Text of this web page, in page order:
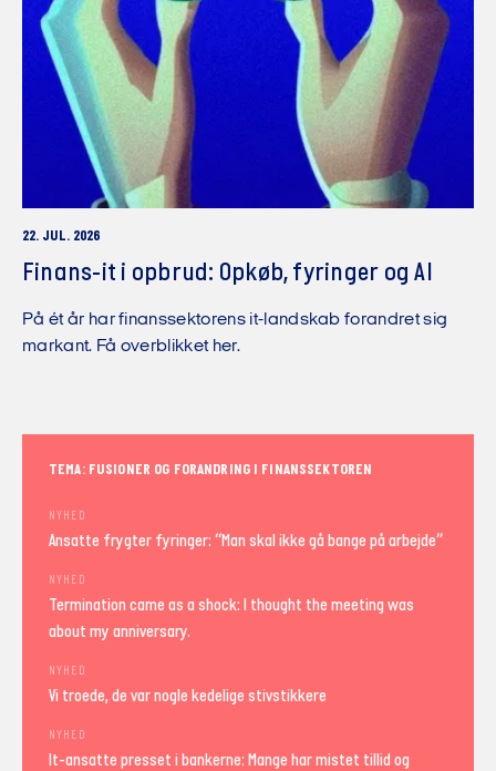
22. JUL. 2026
Finans-it i opbrud: Opkøb, fyringer og AI
På ét år har finanssektorens it-landskab forandret sig
markant. Få overblikket her.
TEMA: FUSIONER OG FORANDRING I FINANSSEKTOREN
NYHED
Ansatte frygter fyringer: “Man skal ikke gå bange på arbejde”
NYHED
Termination came as a shock: I thought the meeting was
about my anniversary.
NYHED
Vi troede, de var nogle kedelige stivstikkere
NYHED
It-ansatte presset i bankerne: Mange har mistet tillid og